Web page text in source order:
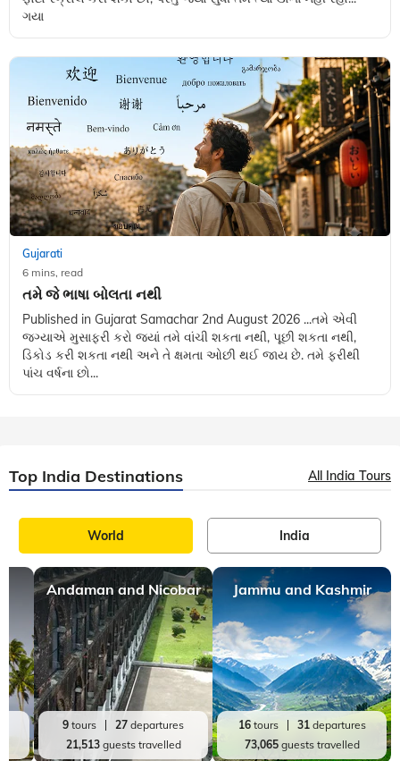
ગયા
Gujarati
6 mins, read
તમે જે ભાષા બોલતા નથી
Published in Gujarat Samachar 2nd August 2026 ...તમે એવી
જગ્યાએ મુસાફરી કરો જ્યાં તમે વાંચી શકતા નથી, પૂછી શકતા નથી,
ડિકોડ કરી શકતા નથી અને તે ક્ષમતા ઓછી થઈ જાય છે. તમે ફરીથી
પાંચ વર્ષના છો...
Top India Destinations All India Tours
World India
Andaman and Nicobar
9 tours 27 departures
21,513guests travelled
Jammu and Kashmir
16tours 31departures
73,065guests travelled